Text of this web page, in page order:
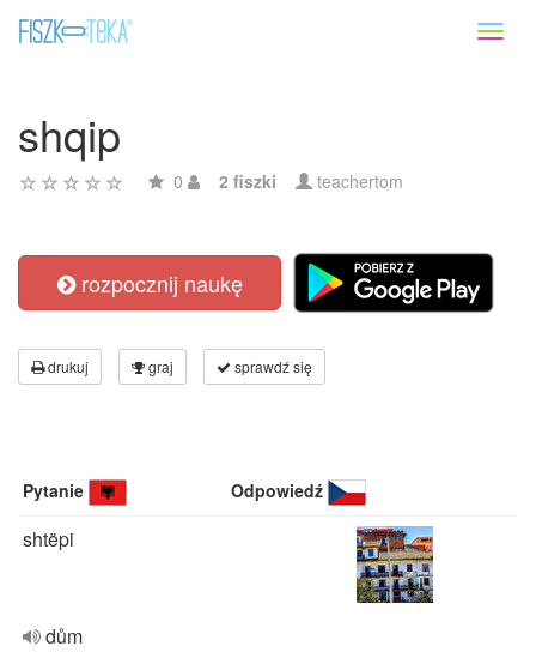
shqip
0 2 fiszki teachertom
rozpocznij naukę
drukuj graj sprawdź się
Pytanie Odpowiedź
shtëpi
dům